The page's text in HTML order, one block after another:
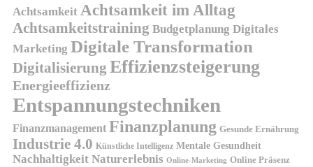
Achtsamkeit Achtsamkeit im Alltag
Achtsamkeitstraining Budgetplanung Digitales
Marketing Digitale Transformation
Digitalisierung Effizienzsteigerung
Energieeffizienz
Entspannungstechniken
Finanzmanagement Finanzplanung Gesunde Ernährung
Industrie 4.0 Künstliche Intelligenz Mentale Gesundheit
Nachhaltigkeit Naturerlebnis Online-Marketing Online Präsenz